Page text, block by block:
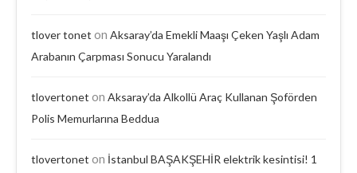
tlover tonet on Aksaray’da Emekli Maaşı Çeken Yaşlı Adam
Arabanın Çarpması Sonucu Yaralandı
tlovertonet on Aksaray’da Alkollü Araç Kullanan Şoförden
Polis Memurlarına Beddua
tlovertonet on İstanbul BAŞAKŞEHİR elektrik kesintisi! 1